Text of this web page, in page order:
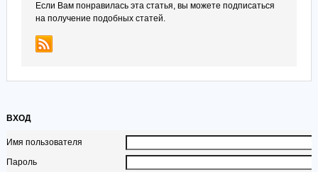
Если Вам понравилась эта статья, вы можете подписаться
на получение подобных статей.
ВХОД
Имя пользователя
Пароль